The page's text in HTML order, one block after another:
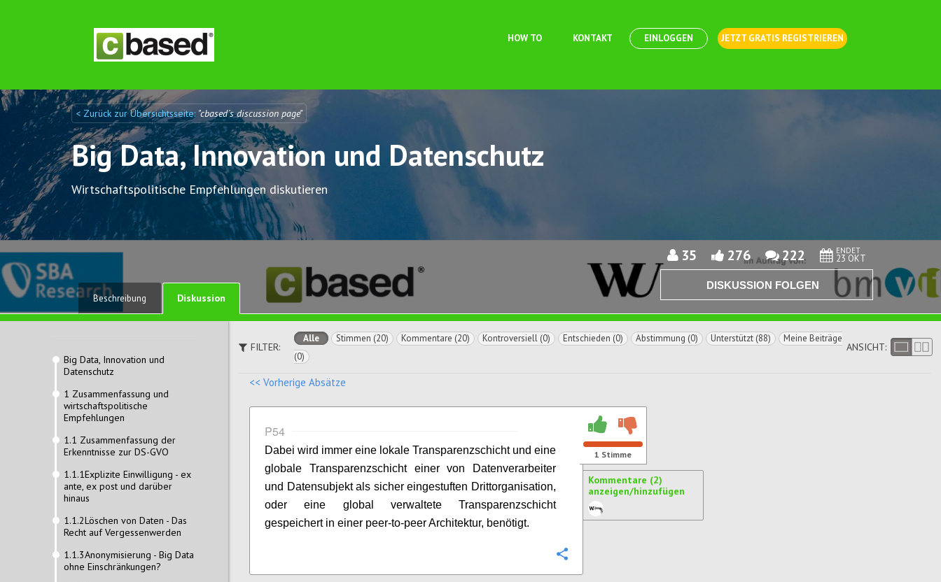
HOW TO KONTAKT EINLOGGEN JETZT GRATIS REGISTRIEREN
Discuto
Discuto < Zurück zur Übersichtsseite: "cbased´s discussion page"
Big Data, Innovation und Datenschutz
Wirtschaftspolitische Empfehlungen diskutieren
35 276 222 ENDET
23 OKT
DISKUSSION FOLGEN
Beschreibung
Diskussion
Big Data, Innovation und
Datenschutz
1 Zusammenfassung und
wirtschaftspolitische
Empfehlungen
1.1 Zusammenfassung der
Erkenntnisse zur DS-GVO
1.1.1Explizite Einwilligung - ex
ante, ex post und darüber
hinaus
1.1.2Löschen von Daten - Das
Recht auf Vergessenwerden
1.1.3Anonymisierung - Big Data
ohne Einschränkungen?
FILTER:
Alle Stimmen (20) Kommentare (20) Kontroversiell (0) Entschieden (0) Abstimmung (0) Unterstützt (88)
Meine Beiträge
(0)
ANSICHT:
<< Vorherige Absätze
P54
Dabei wird immer eine lokale Transparenzschicht und eine
globale Transparenzschicht einer von Datenverarbeiter
und Datensubjekt als sicher eingestuften Drittorganisation,
oder eine global verwaltete Transparenzschicht
gespeichert in einer peer-to-peer Architektur, benötigt.
1 Stimme
Kommentare (2)
anzeigen/hinzufügen